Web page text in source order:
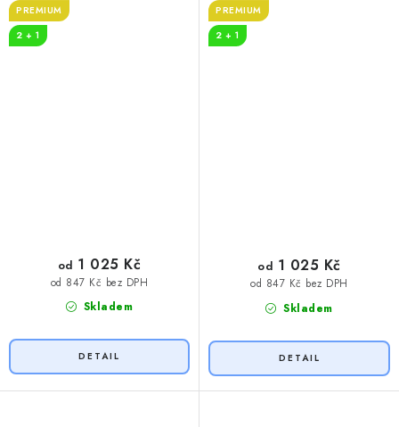
PREMIUM
2 + 1
Skladem
od 847 Kč bez DPH
od 1 025 Kč
PREMIUM
2 + 1
Skladem
od 847 Kč bez DPH
od 1 025 Kč